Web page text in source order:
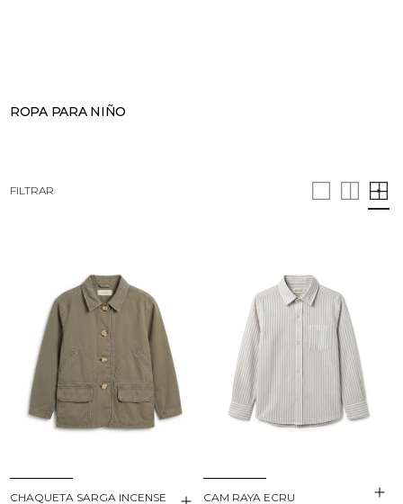
ROPA PARA NIÑO
FILTRAR
CHAQUETA SARGA INCENSE
CAM RAYA ECRU